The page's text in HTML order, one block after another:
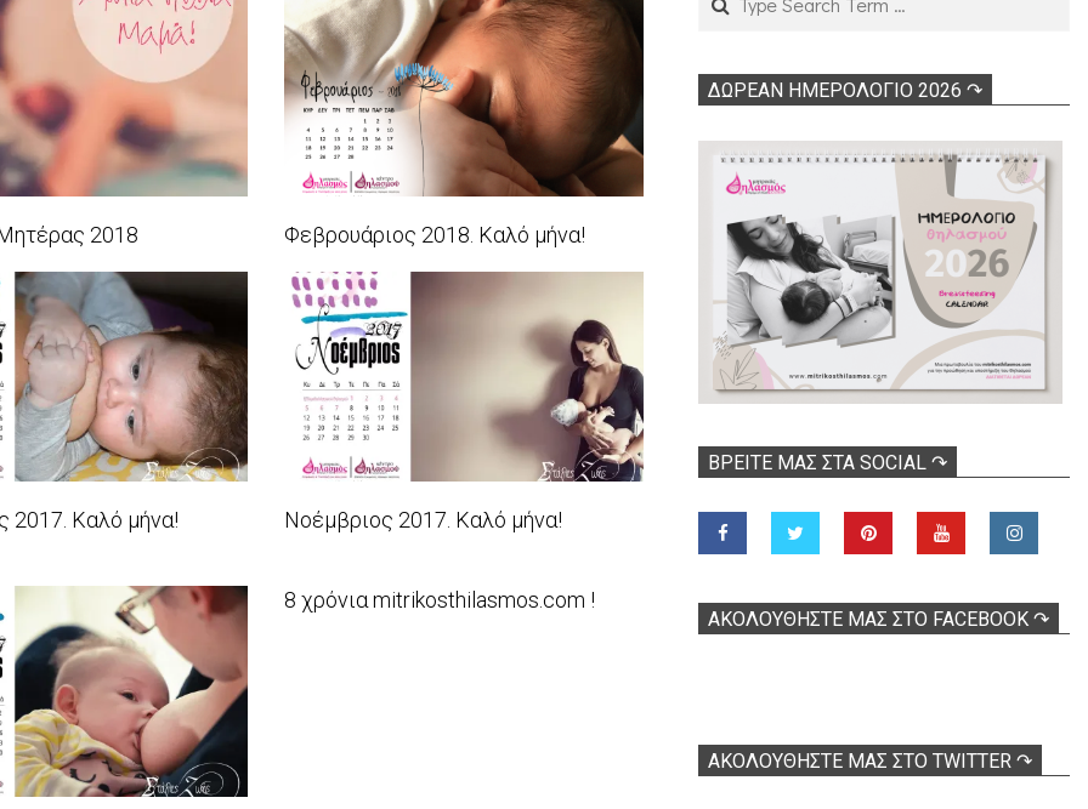
2018 Φεβρουάριος 2018. Καλό μήνα!
2018-
02-
01
2017. Καλό μήνα! Νοέμβριος 2017. Καλό μήνα!
11-
8 χρόνια mitrikosthilasmos.com !
ΔΩΡΕΑΝ ΗΜΕΡΟΛΟΓΙΟ 2026 ↷
ΒΡΕΊΤΕ ΜΑΣ ΣΤΑ SOCIAL ↷
ΑΚΟΛOΥΘΉΣΤΕ ΜΑΣ ΣΤΟ FACEBOOK ↷
ΑΚΟΛΟΥΘΉΣΤΕ ΜΑΣ ΣΤΟ TWITTER ↷